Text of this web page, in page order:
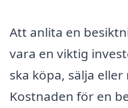
Att anlita en
vara en viktig
ska köpa, sälja
Kostnaden för en